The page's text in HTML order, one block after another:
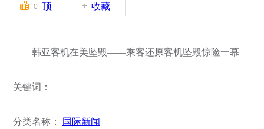
0 顶 收藏
韩亚客机在美坠毁——乘客还原客机坠毁惊险一幕
关键词：
分类名称：
国际新闻